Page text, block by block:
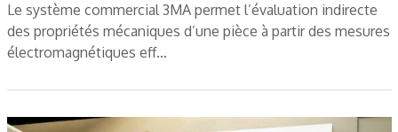
Le système commercial 3MA permet l’évaluation indirecte
des propriétés mécaniques d’une pièce à partir des mesures
électromagnétiques eff…